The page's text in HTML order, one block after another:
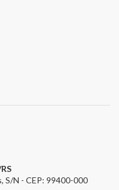
S/N - CEP: 99400-000